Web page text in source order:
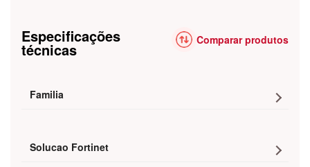
Especificações
técnicas Comparar produtos
Familia
Solucao Fortinet